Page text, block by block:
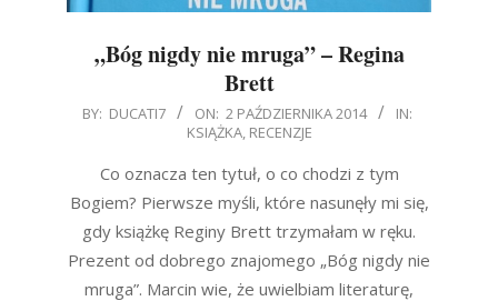
„Bóg nigdy nie mruga” – Regina
Brett
2014-
BY: DUCATI7 ON: 2 PAŹDZIERNIKA 2014
IN:
KSIĄŻKA, RECENZJE
Co oznacza ten tytuł, o co chodzi z tym
Bogiem? Pierwsze myśli, które nasunęły mi się,
gdy książkę Reginy Brett trzymałam w ręku.
Prezent od dobrego znajomego „Bóg nigdy nie
mruga”. Marcin wie, że uwielbiam literaturę,